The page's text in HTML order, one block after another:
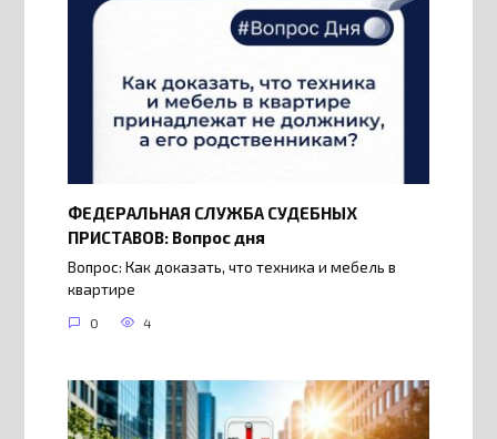
ФЕДЕРАЛЬНАЯ СЛУЖБА СУДЕБНЫХ
ПРИСТАВОВ: Вопрос дня
Вопрос: Как доказать, что техника и мебель в
квартире
0 4